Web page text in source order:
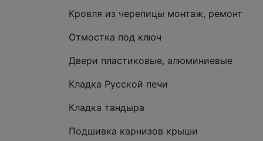
Кровля из черепицы монтаж, ремонт
Отмостка под ключ
Двери пластиковые, алюминиевые
Кладка Русской печи
Кладка тандыра
Подшивка карнизов крыши